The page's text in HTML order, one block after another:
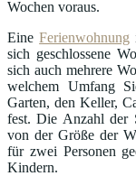
Wochen voraus.
EineFerienwohnung
sich geschlossene
sich auch mehrere
welchem Umfang
Garten, den Keller,
fest. Die Anzahl der
von der Größe der
für zwei Personen
Kindern.